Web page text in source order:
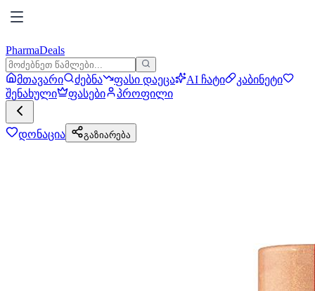
PharmaDeals
მთავარი ძებნა ფასი დაეცა AI ჩატი
კაბინეტი
შენახული
ფასები პროფილი
დონაცია გაზიარება